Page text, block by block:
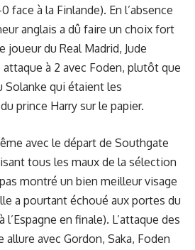
face à la Finlande). En l’absence
anglais a dû faire un choix fort
joueur du Real Madrid, Jude
à 2 avec Foden, plutôt que
qui étaient les
prince Harry sur le papier.
avec le départ de Southgate
tous les maux de la sélection
montré un bien meilleur visage
a pourtant échoué aux portes du
en finale). L’attaque des
allure avec Gordon, Saka, Foden